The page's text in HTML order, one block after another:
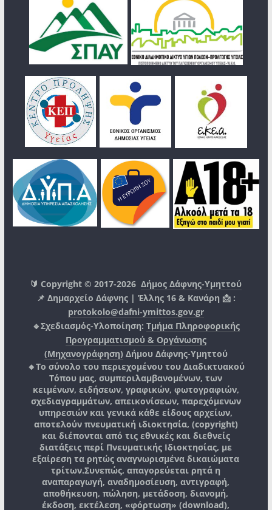
🔰 Copyright © 2017-2026Δήμος Δάφνης-Υμηττού
📌 Δημαρχείο Δάφνης | Έλλης 16 & Κανάρη 📩 :
protokolo@dafni-ymittos.gov.gr
🔹Σχεδιασμός-Υλοποίηση: Τμήμα Πληροφορικής
Προγραμματισμού & Οργάνωσης
(Μηχανογράφηση) Δήμου Δάφνης-Υμηττού
🔸Το σύνολο του περιεχομένου του Διαδικτυακού
Τόπου μας, συμπεριλαμβανομένων, των
κειμένων, ειδήσεων, γραφικών, φωτογραφιών,
σχεδιαγραμμάτων, απεικονίσεων, παρεχόμενων
υπηρεσιών και γενικά κάθε είδους αρχείων,
αποτελούν πνευματική ιδιοκτησία, (copyright)
και διέπονται από τις εθνικές και διεθνείς
διατάξεις περί Πνευματικής Ιδιοκτησίας, με
εξαίρεση τα ρητώς αναγνωρισμένα δικαιώματα
τρίτων.Συνεπώς, απαγορεύεται ρητά η
αναπαραγωγή, αναδημοσίευση, αντιγραφή,
αποθήκευση, πώληση, μετάδοση, διανομή,
έκδοση, εκτέλεση, «φόρτωση» (download),